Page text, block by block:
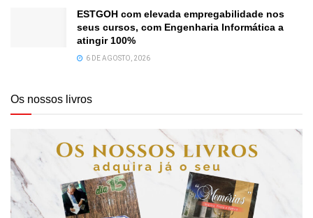
ESTGOH com elevada empregabilidade nos
seus cursos, com Engenharia Informática a
atingir 100%
6 DE AGOSTO, 2026
Os nossos livros